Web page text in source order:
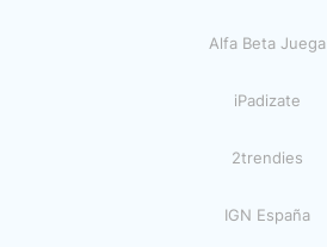
Alfa Beta Juega
iPadizate
2trendies
IGN España